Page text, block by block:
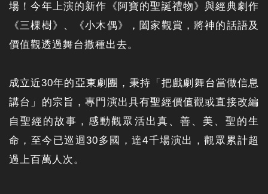
場！今年上演的新作《阿寶的聖誕禮物》與經典劇作
《三棵樹》、《小木偶》，闔家觀賞，將神的話語及
價值觀透過舞台撒種出去。
成立近30年的亞東劇團，秉持「把戲劇舞台當做信息
講台」的宗旨，專門演出具有聖經價值觀或直接改編
自聖經的故事，感動觀眾活出真、善、美、聖的生
命，至今已巡迴30多國，達4千場演出，觀眾累計超
過上百萬人次。